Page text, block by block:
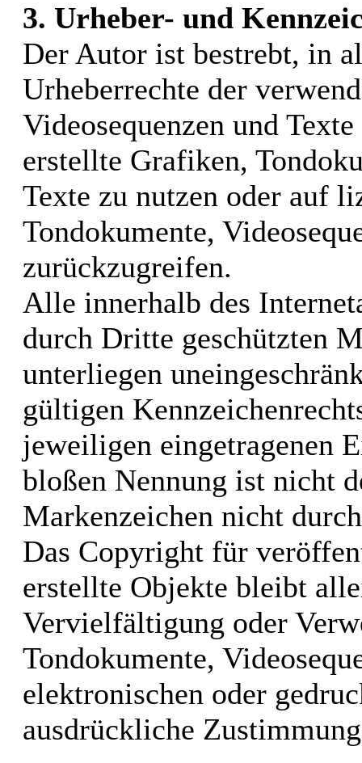
3. Urheber- und
Der Autor ist bestrebt, in
Urheberrechte der
Videosequenzen und
erstellte Grafiken,
Texte zu nutzen oder auf
Tondokumente,
zurückzugreifen.
Alle innerhalb des
durch Dritte geschützten
unterliegen
gültigen
jeweiligen eingetragenen
bloßen Nennung ist nicht
Markenzeichen nicht
Das Copyright für
erstellte Objekte bleibt
Vervielfältigung oder
Tondokumente,
elektronischen oder
ausdrückliche